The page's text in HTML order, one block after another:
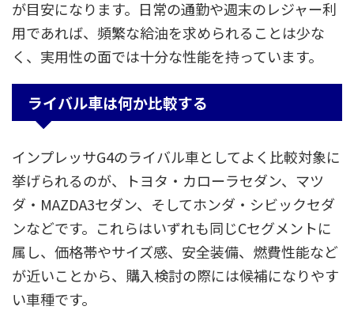
が目安になります。日常の通勤や週末のレジャー利
用であれば、頻繁な給油を求められることは少な
く、実用性の面では十分な性能を持っています。
ライバル車は何か比較する
インプレッサG4のライバル車としてよく比較対象に
挙げられるのが、トヨタ・カローラセダン、マツ
ダ・MAZDA3セダン、そしてホンダ・シビックセダ
ンなどです。これらはいずれも同じCセグメントに
属し、価格帯やサイズ感、安全装備、燃費性能など
が近いことから、購入検討の際には候補になりやす
い車種です。